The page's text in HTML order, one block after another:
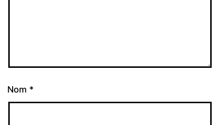
Nom *